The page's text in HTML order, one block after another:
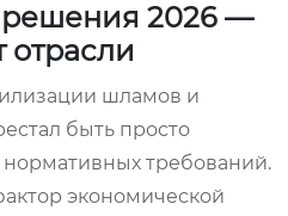
решения 2026 —
отрасли
шламов и
быть просто
требований.
экономической